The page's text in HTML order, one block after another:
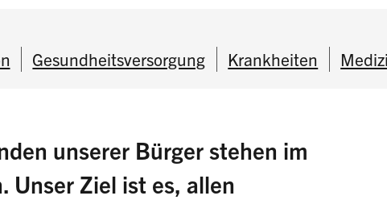
Gesundheitsversorgung Krankheiten
unserer Bürger stehen im
Unser Ziel ist es, allen